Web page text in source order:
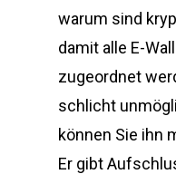
warum sind
damit alle E-
zugeordnet
schlicht
können Sie ihn
Er gibt